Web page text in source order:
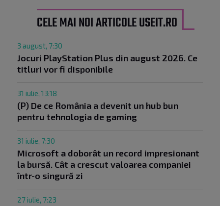
CELE MAI NOI ARTICOLE USEIT.RO
3 august, 7:30
Jocuri PlayStation Plus din august 2026. Ce
titluri vor fi disponibile
31 iulie, 13:18
(P) De ce România a devenit un hub bun
pentru tehnologia de gaming
31 iulie, 7:30
Microsoft a doborât un record impresionant
la bursă. Cât a crescut valoarea companiei
într-o singură zi
27 iulie, 7:23